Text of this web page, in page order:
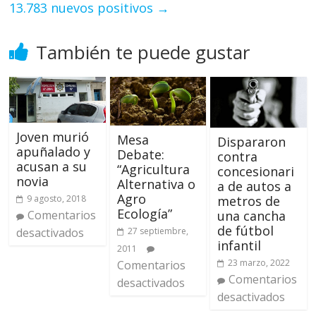
13.783 nuevos positivos →
También te puede gustar
Joven murió
apuñalado y
acusan a su
novia
9 agosto, 2018
Comentarios
desactivados
Mesa
Debate:
“Agricultura
Alternativa o
Agro
Ecología”
27 septiembre,
2011
Comentarios
desactivados
Dispararon
contra
concesionari
a de autos a
metros de
una cancha
de fútbol
infantil
23 marzo, 2022
Comentarios
desactivados